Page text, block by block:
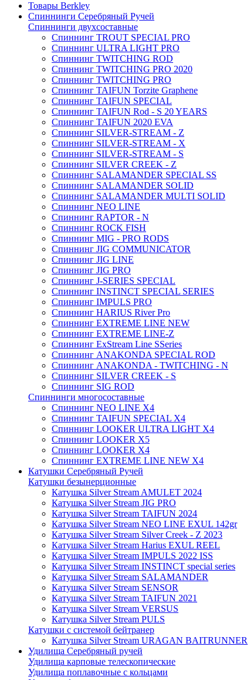
Товары Berkley
Спиннинги Серебряный Ручей
Спиннинги двухсоставные
Спиннинг TROUT SPECIAL PRO
Спиннинг ULTRA LIGHT PRO
Спиннинг TWITCHING ROD
Спиннинг TWITCHING PRO 2020
Спиннинг TWITCHING PRO
Спиннинг TAIFUN Torzite Graphene
Спиннинг TAIFUN SPECIAL
Спиннинг TAIFUN Rod - S 20 YEARS
Спиннинг TAIFUN 2020 EVA
Спиннинг SILVER-STREAM - Z
Спиннинг SILVER-STREAM - X
Спиннинг SILVER-STREAM - S
Спиннинг SILVER CREEK - Z
Спиннинг SALAMANDER SPECIAL SS
Спиннинг SALAMANDER SOLID
Спиннинг SALAMANDER MULTI SOLID
Спиннинг NEO LINE
Спиннинг RAPTOR - N
Спиннинг ROCK FISH
Спиннинг MIG - PRO RODS
Спиннинг JIG COMMUNICATOR
Спиннинг JIG LINE
Спиннинг JIG PRO
Спиннинг J-SERIES SPECIAL
Спиннинг INSTINCT SPECIAL SERIES
Спиннинг IMPULS PRO
Спиннинг HARIUS River Pro
Спиннинг EXTREME LINE NEW
Спиннинг EXTREME LINE-Z
Спиннинг ExStream Line SSeries
Спиннинг ANAKONDA SPECIAL ROD
Спиннинг ANAKONDA - TWITCHING - N
Спиннинг SILVER CREEK - S
Спиннинг SIG ROD
Спиннинги многосоставные
Спиннинг NEO LINE X4
Спиннинг TAIFUN SPECIAL X4
Спиннинг LOOKER ULTRA LIGHT X4
Спиннинг LOOKER X5
Спиннинг LOOKER X4
Спиннинг EXTREME LINE NEW X4
Катушки Серебряный Ручей
Катушки безынерционные
Катушка Silver Stream AMULET 2024
Катушка Silver Stream JIG PRO
Катушка Silver Stream TAIFUN 2024
Катушка Silver Stream NEO LINE EXUL 142gr
Катушка Silver Stream Silver Creek - Z 2023
Катушка Silver Stream Harius EXUL REEL
Катушка Silver Stream IMPULS 2022 ISS
Катушка Silver Stream INSTINCT special series
Катушка Silver Stream SALAMANDER
Катушка Silver Stream SENSOR
Катушка Silver Stream TAIFUN 2021
Катушка Silver Stream VERSUS
Катушка Silver Stream PULS
Катушки с системой бейтранер
Катушка Silver Stream URAGAN BAITRUNNER
Удилища Серебряный ручей
Удилища карповые телескопические
Удилища поплавочные с кольцами